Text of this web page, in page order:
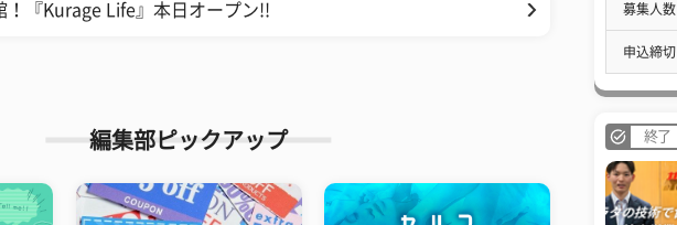
！『Kurage Life』本日オープン!!
編集部ピックアップ
募集人数
申込締切
終了